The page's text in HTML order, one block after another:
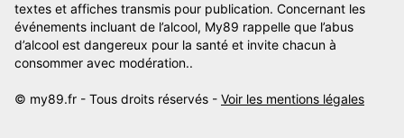
textes et affiches transmis pour publication. Concernant les
événements incluant de l’alcool, My89 rappelle que l’abus
d’alcool est dangereux pour la santé et invite chacun à
consommer avec modération..
© my89.fr - Tous droits réservés - Voir les mentions légales